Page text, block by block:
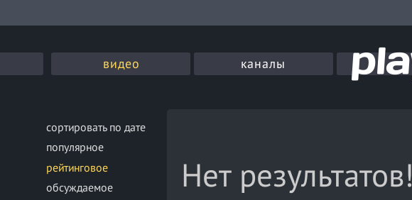
видео каналы
сортировать по дате
популярное
рейтинговое
обсуждаемое
Нет результатов!